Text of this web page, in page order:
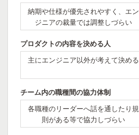
納期や仕様が優先されやすく、エン
ジニアの裁量では調整しづらい
プロダクトの内容を決める人
主にエンジニア以外が考えて決める
チーム内の職種間の協力体制
各職種のリーダーへ話を通したり規
則がある等で協力しづらい